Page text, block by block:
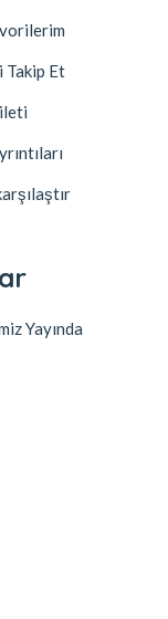
Takip Et
Yayında